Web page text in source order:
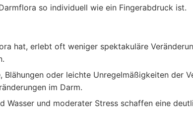
so individuell wie ein Fingerabdruck ist.
hat, erlebt oft weniger spektakuläre
Blähungen oder leichte Unregelmäßigkeiten der
im Darm.
Wasser und moderater Stress schaffen eine